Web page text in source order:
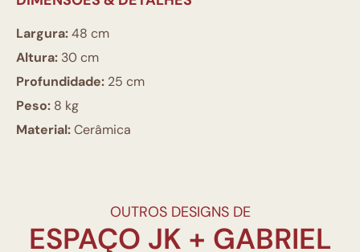
Largura:48 cm
Altura: 30 cm
Profundidade: 25 cm
Peso: 8 kg
Material:Cerâmica
OUTROS DESIGNS DE